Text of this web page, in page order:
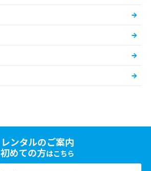
レンタルのご案内
初めての方はこちら